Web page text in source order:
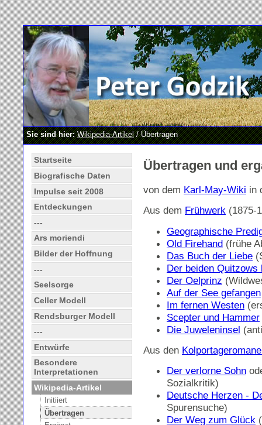
Sie sind hier: Wikipedia-Artikel/ Übertragen
Startseite
Biografische Daten
Impulse seit 2008
Entdeckungen
---
Ars moriendi
Bilder der Hoffnung
---
Seelsorge
Celler Modell
Rendsburger Modell
---
Entwürfe
Besondere
Interpretationen
Wikipedia-Artikel
Initiiert
Übertragen
Übertragen und
von dem Karl-May-Wiki in
Aus dem Frühwerk (1875-
Geographische
Old Firehand (frühe
Das Buch der Liebe
Der beiden Quitzows
Der Oelprinz
Auf der See gefangen
Im fernen Westen
Scepter und Hammer
Die Juweleninsel
Aus den
Der verlorne Sohn
Sozialkritik)
Deutsche Herzen -
Spurensuche)
Der Weg zum Glück